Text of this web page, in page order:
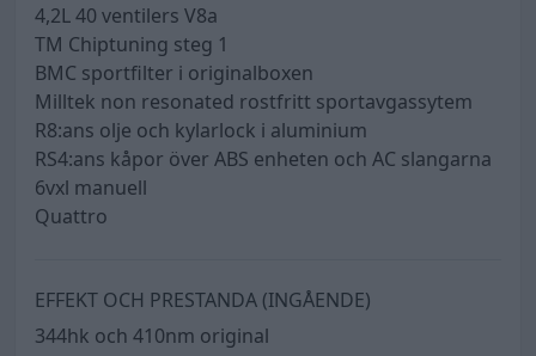
4,2L 40 ventilers V8a
TM Chiptuning steg 1
BMC sportfilter i originalboxen
Milltek non resonated rostfritt sportavgassytem
R8:ans olje och kylarlock i aluminium
RS4:ans kåpor över ABS enheten och AC slangarna
6vxl manuell
Quattro
EFFEKT OCH PRESTANDA (INGÅENDE)
344hk och 410nm original